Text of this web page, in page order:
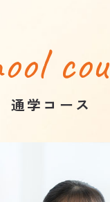
通学コース